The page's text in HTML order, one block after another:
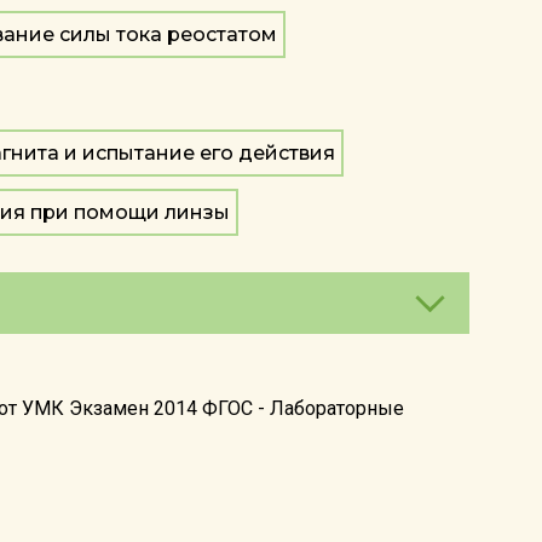
силы тока реостатом
и испытание его действия
при помощи линзы
УМК Экзамен 2014 ФГОС - Лабораторные